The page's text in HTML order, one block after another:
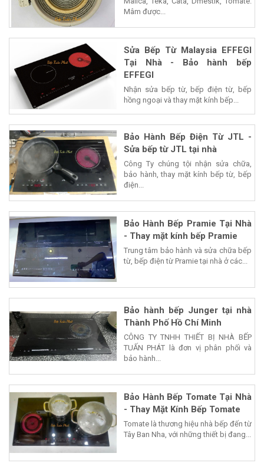
Mâm được...
Sửa Bếp Từ Malaysia EFFEGI
Tại Nhà - Bảo hành bếp
EFFEGI
Nhận sửa bếp từ, bếp điện từ, bếp
hồng ngoại và thay mặt kính bếp...
Bảo Hành Bếp Điện Từ JTL -
Sửa bếp từ JTL tại nhà
Công Ty chúng tội nhận sửa chữa,
bảo hành, thay mặt kính bếp từ, bếp
điện...
Bảo Hành Bếp Pramie Tại Nhà
- Thay mặt kính bếp Pramie
Trung tâm bảo hành và sửa chữa bếp
từ, bếp điện từ Pramie tại nhà ở các...
Bảo hành bếp Junger tại nhà
Thành Phố Hồ Chí Minh
CÔNG TY TNHH THIẾT BỊ NHÀ BẾP
TUẤN PHÁT là đơn vị phân phối và
bảo hành...
Bảo Hành Bếp Tomate Tại Nhà
- Thay Mặt Kính Bếp Tomate
Tomate là thương hiệu nhà bếp đến từ
Tây Ban Nha, với những thiết bị đang...